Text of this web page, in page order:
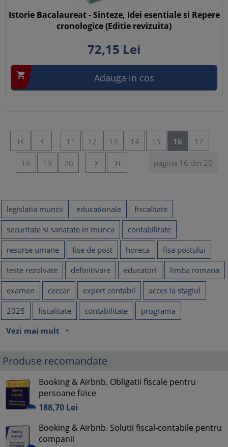
Istorie Bacalaureat - Sinteze, Idei esentiale si Repere
cronologice (Editie revizuita)
72,15 Lei
 Adauga in cos
  11 12 13 14 15 16 17
18 19 20 pagina 16 din 20


legislatia muncii educationale
fiscalitate
securitate si sanatate in munca
contabilitate
resurse umane
fise de post horeca
fisa postului
teste rezolvate
definitivare educatori
limba romana
examen
ceccar expert contabil
acces la stagiul
2025
fiscalitate contabilitate
programa
Vezi mai mult
arrow_drop_down
Produse recomandate
Booking & Airbnb. Obligatii fiscale pentru
persoane fizice
188,70 Lei
Booking & Airbnb. Solutii fiscal-contabile pentru
companii